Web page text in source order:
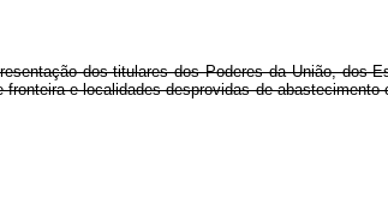
dos titulares dos Poderes da União, dos
e localidades desprovidas de